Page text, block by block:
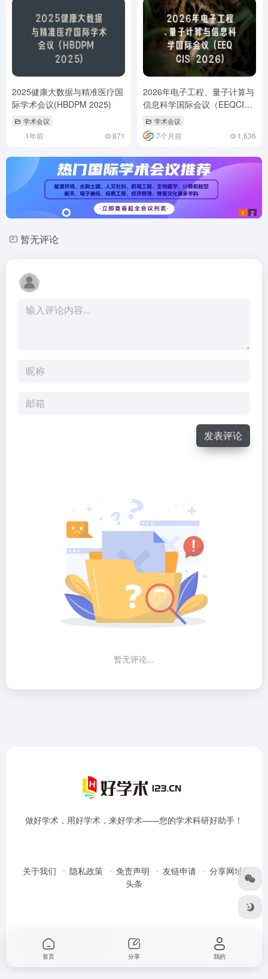
2025健康大数据与精准医疗国
际学术会议(HBDPM 2025)
学术会议
1年前 871
2026年电子工程、量子计算与
信息科学国际会议（EEQCIS
2026）
学术会议
7个月前 1,636
1 2
暂无评论
发表评论
暂无评论...
做好学术，用好学术，来好学术——您的学术科研好助手！
关于我们 隐私政策 免责声明 友链申请
分享网址/
头条
Copyright © 2026
首页 分享 我的